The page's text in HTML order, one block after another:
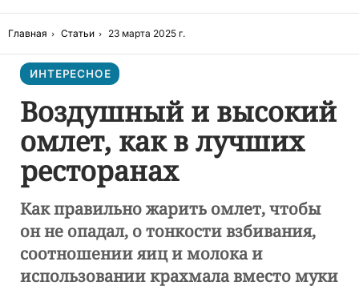
Главная Статьи 23 марта 2025 г.
ИНТЕРЕСНОЕ
Воздушный и высокий
омлет, как в лучших
ресторанах
Как правильно жарить омлет, чтобы
он не опадал, о тонкости взбивания,
соотношении яиц и молока и
использовании крахмала вместо муки